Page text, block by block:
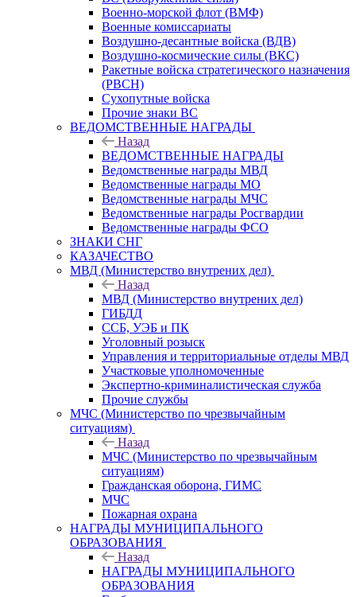
Военно-морской флот (ВМФ)
Военные комиссариаты
Воздушно-десантные войска (ВДВ)
Воздушно-космические силы (ВКС)
Ракетные войска стратегического назначения
(РВСН)
Сухопутные войска
Прочие знаки ВС
ВЕДОМСТВЕННЫЕ НАГРАДЫ
Назад
ВЕДОМСТВЕННЫЕ НАГРАДЫ
Ведомственные награды МВД
Ведомственные награды МО
Ведомственные награды МЧС
Ведомственные награды Росгвардии
Ведомственные награды ФСО
ЗНАКИ СНГ
КАЗАЧЕСТВО
МВД (Министерство внутрених дел)
Назад
МВД (Министерство внутрених дел)
ГИБДД
ССБ, УЭБ и ПК
Уголовный розыск
Управления и территориальные отделы МВД
Участковые уполномоченные
Экспертно-криминалистическая служба
Прочие службы
МЧС (Министерство по чрезвычайным
ситуациям)
Назад
МЧС (Министерство по чрезвычайным
ситуациям)
Гражданская оборона, ГИМС
МЧС
Пожарная охрана
НАГРАДЫ МУНИЦИПАЛЬНОГО
ОБРАЗОВАНИЯ
Назад
НАГРАДЫ МУНИЦИПАЛЬНОГО
ОБРАЗОВАНИЯ